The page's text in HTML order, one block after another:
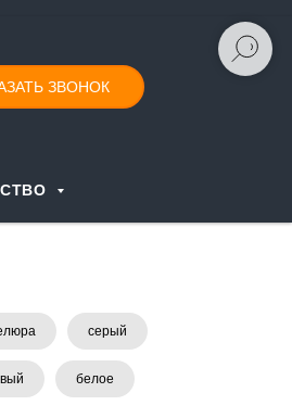
ЗВОНОК
серый
белое